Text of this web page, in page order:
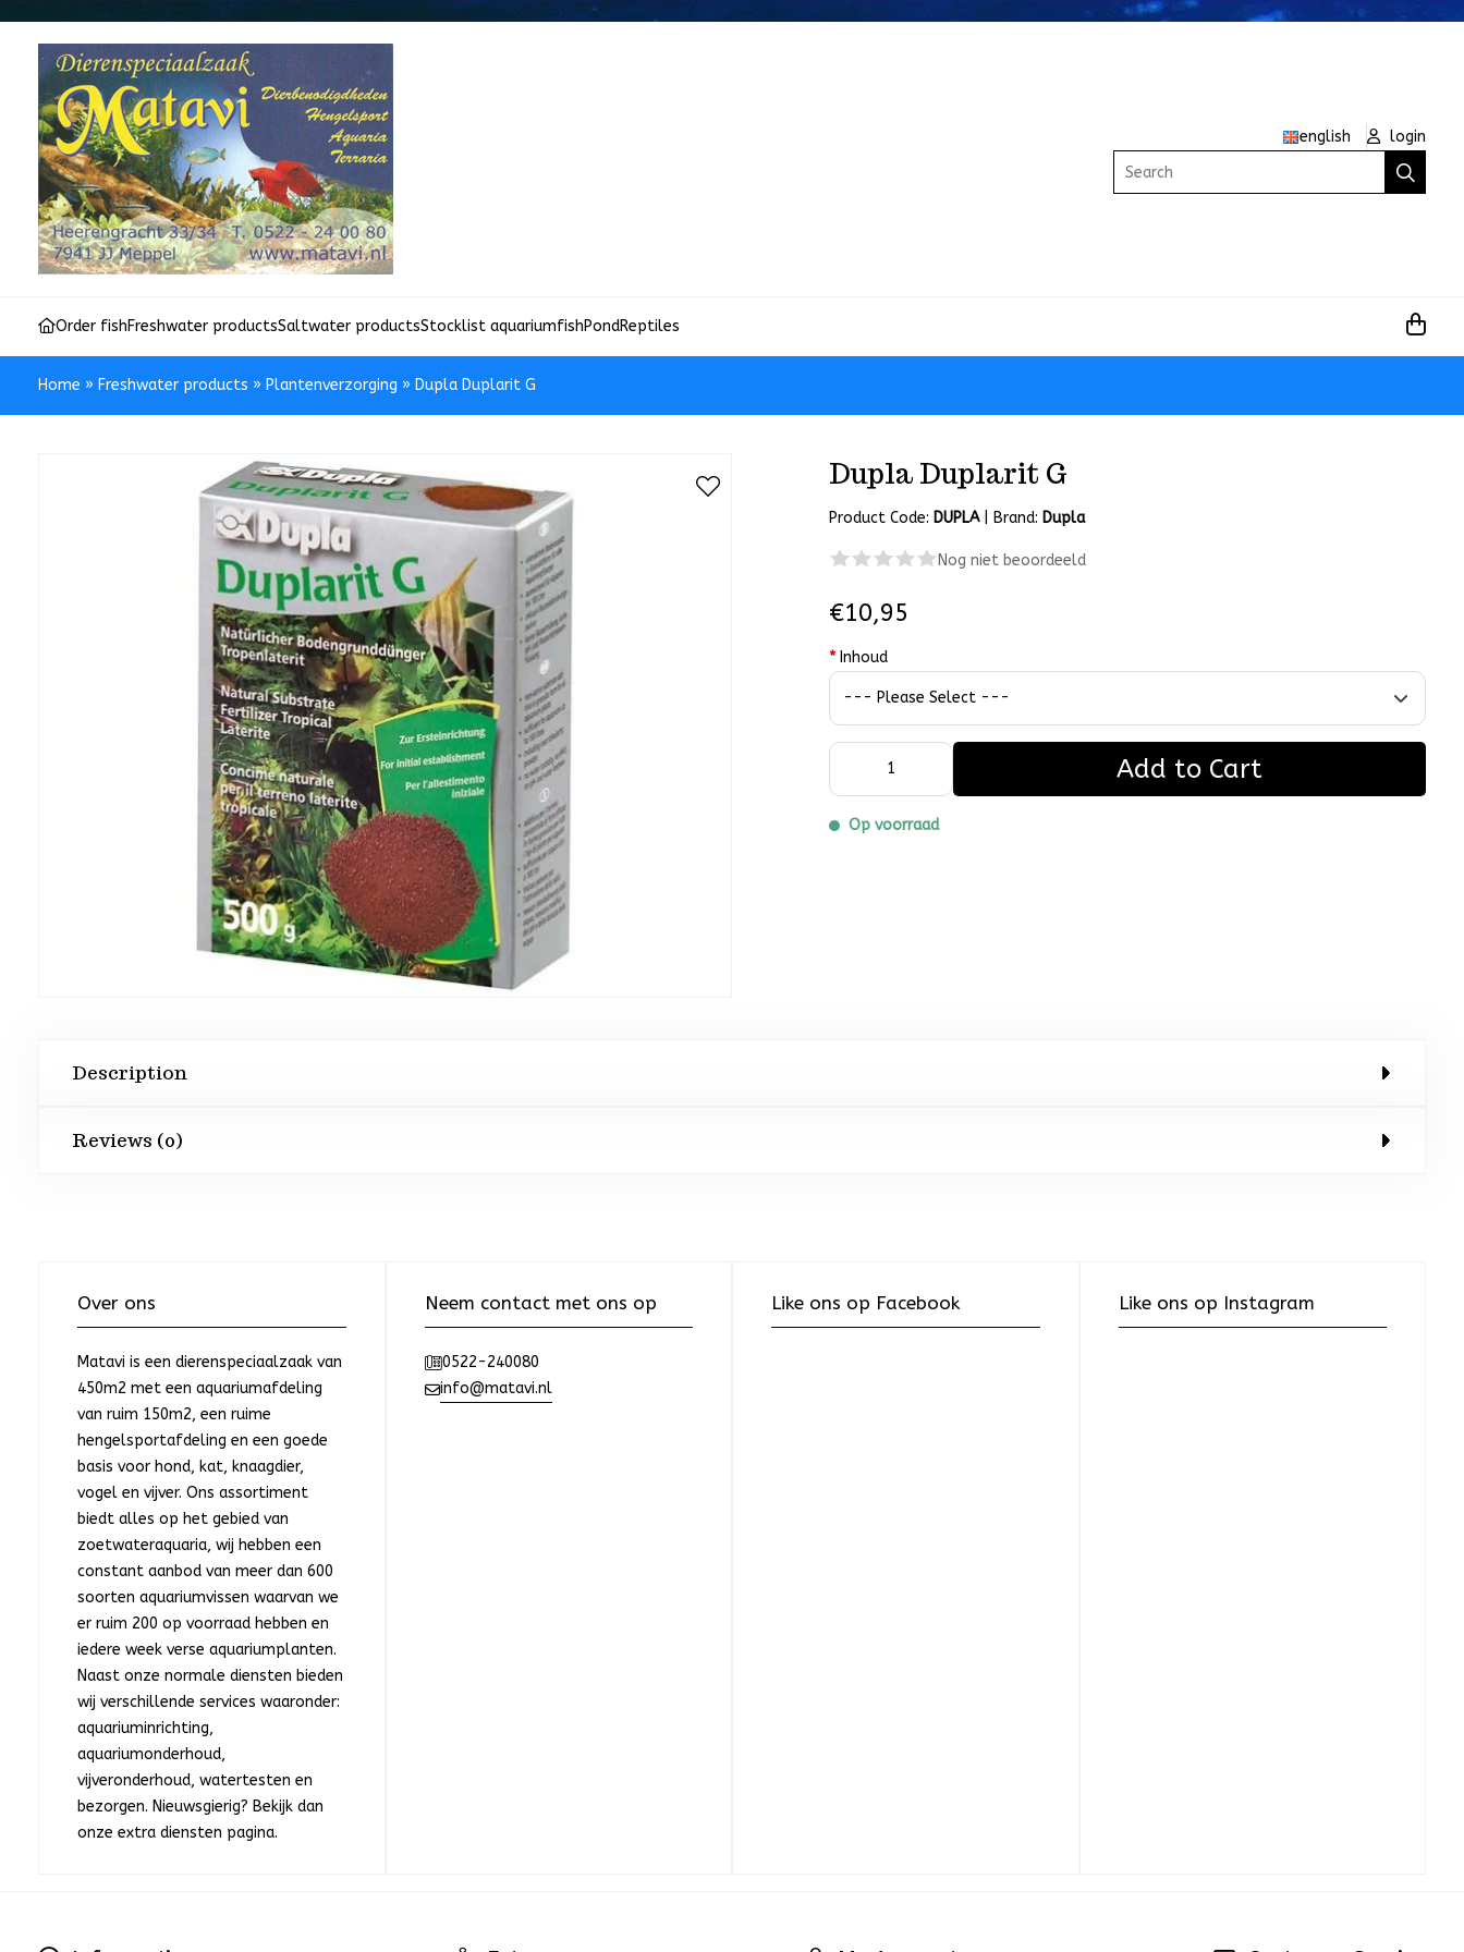
english
login
Search
Order fishFreshwater productsSaltwater productsStocklist aquariumfishPondReptiles
Home » Freshwater products » Plantenverzorging » Dupla Duplarit G
Dupla Duplarit G
Product Code: DUPLA Brand: Dupla
Nog niet beoordeeld
€10,95
* Inhoud
Add to Cart
Op voorraad
Description
Reviews (0)
Over ons
Matavi is een dierenspeciaalzaak van
450m2 met een aquariumafdeling
van ruim 150m2, een ruime
hengelsportafdeling en een goede
basis voor hond, kat, knaagdier,
vogel en vijver. Ons assortiment
biedt alles op het gebied van
zoetwateraquaria, wij hebben een
constant aanbod van meer dan 600
soorten aquariumvissen waarvan we
er ruim 200 op voorraad hebben en
iedere week verse aquariumplanten.
Naast onze normale diensten bieden
wij verschillende services waaronder:
aquariuminrichting,
aquariumonderhoud,
vijveronderhoud, watertesten en
bezorgen. Nieuwsgierig? Bekijk dan
onze extra diensten pagina.
Neem contact met ons op
0522-240080
info@matavi.nl
Like ons op Facebook Like ons op Instagram